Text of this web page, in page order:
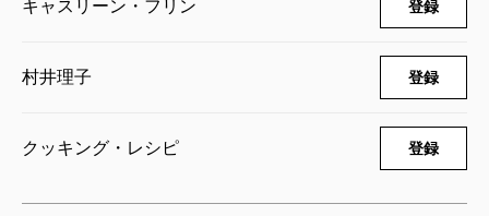
ピだった。パンを焼くという、料理好きであっても躊
躇するような難しい作業も、キャスリーンが生徒に教
えた「こねないレシピ」を参考にすれば、失敗するこ
となくパリパリとした皮のパンが焼き上がるはずだ。
パンを添える一皿のレシピにも事欠かない。クリスマ
キャスリーン・フリン 登録
村井理子 登録
クッキング・レシピ 登録